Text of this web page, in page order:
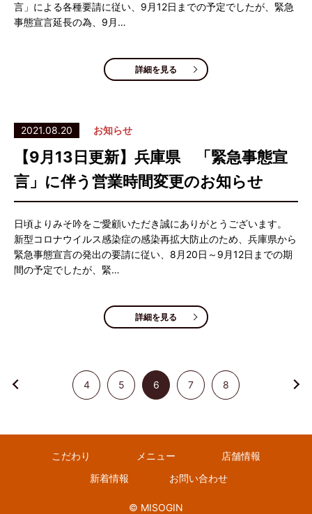
言」による各種要請に従い、9月12日までの予定でしたが、緊急
事態宣言延長の為、9月…
詳細を見る
2021.08.20 お知らせ
【9月13日更新】兵庫県 「緊急事態宣
言」に伴う営業時間変更のお知らせ
日頃よりみそ吟をご愛顧いただき誠にありがとうございます。
新型コロナウイルス感染症の感染再拡大防止のため、兵庫県から
緊急事態宣言の発出の要請に従い、8月20日～9月12日までの期
間の予定でしたが、緊…
詳細を見る
4 5 6 7 8
こだわり メニュー
店舗情報
新着情報
お問い合わせ
© MISOGIN